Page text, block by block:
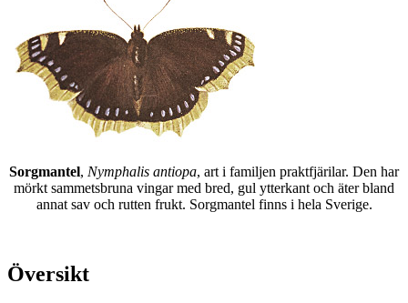
Sorgmantel, Nymphalis antiopa, art i familjen praktfjärilar. Den har
mörkt sammetsbruna vingar med bred, gul ytterkant och äter bland
annat sav och rutten frukt. Sorgmantel finns i hela Sverige.
Översikt